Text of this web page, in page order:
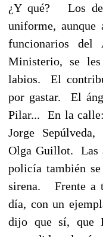
¿Y qué? Los
uniforme,
funcionarios del
Ministerio, se
labios. El
por gastar. El
Pilar... En la
Jorge
Olga Guillot. Las
policía también
sirena. Frente a
día, con un
dijo que sí, que